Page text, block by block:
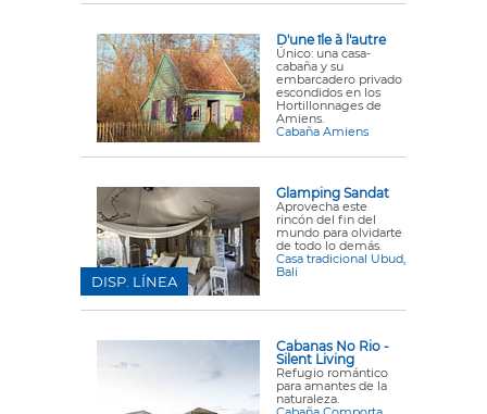
D'une île à l'autre
Único: una casa-
cabaña y su
embarcadero privado
escondidos en los
Hortillonnages de
Amiens.
Cabaña Amiens
Glamping Sandat
Aprovecha este
rincón del fin del
mundo para olvidarte
de todo lo demás.
Casa tradicional Ubud,
Bali
DISP. LÍNEA
Cabanas No Rio -
Silent Living
Refugio romántico
para amantes de la
naturaleza.